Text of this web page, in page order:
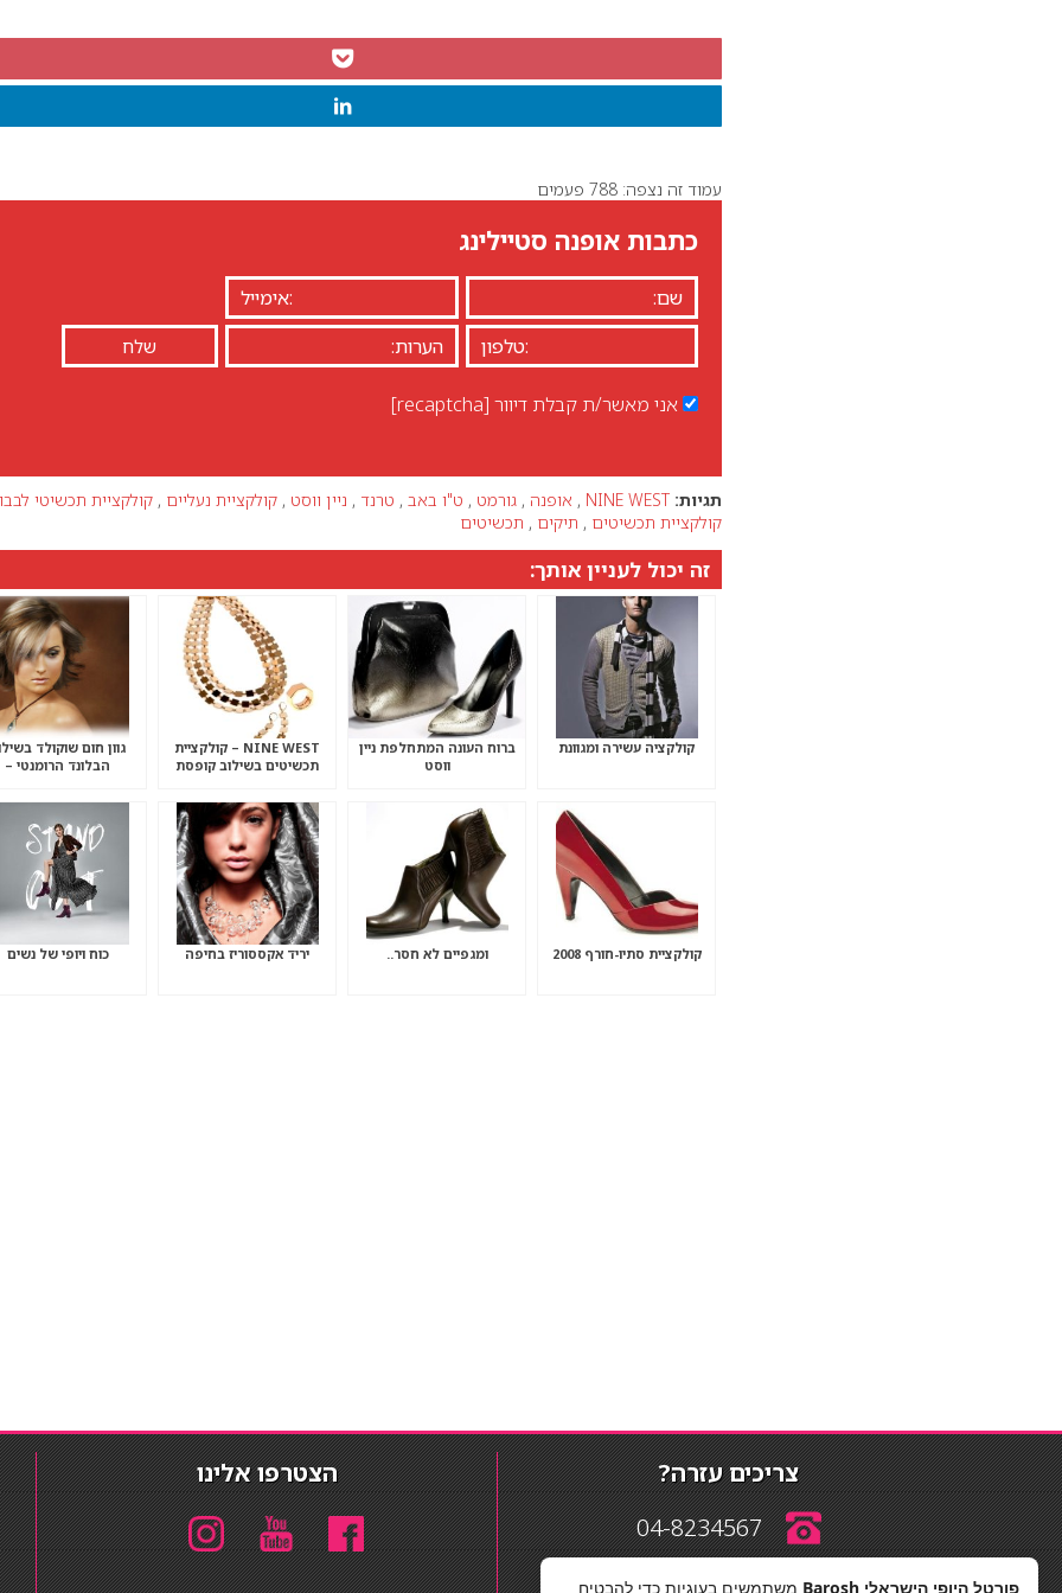
עמוד זה נצפה: 788 פעמים
כתבות אופנה סטיילינג
אני מאשר/ת קבלת דיוור [recaptcha]
תגיות: NINE WEST
, אופנה , גורמט , ט"ו באב , טרנד , ניין ווסט , קולקציית נעליים , קולקציית תכשיטי
קולקציית תכשיטים , תיקים , תכשיטים
זה יכול לעניין אותך:
קולקציה עשירה ומגוונת
ברוח העונה המתחלפת ניין
ווסט
NINE WEST – קולקציית
תכשיטים בשילוב קופסת
גוון חום שוקולד
הבלונד הרומנטי –
קולקציית סתיו-חורף 2008 ומגפיים לא חסר.. יריד אקססוריז בחיפה כוח ויופי של נשים
צריכים עזרה?
04-8234567
הצטרפו אלינו
פורטל היופי הישראלי Barosh משתמשים בעוגיות כדי להבטיח